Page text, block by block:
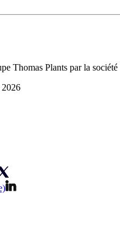
Thomas Plants par la
2026